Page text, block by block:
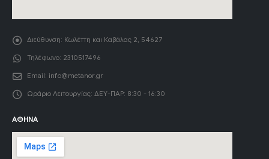
Διεύθυνση: Κωλέττη και Καβάλας 2, 54627
Τηλέφωνο: 2310517496
Email: info@metanor.gr
Ωράριο Λειτουργίας: ΔΕΥ-ΠΑΡ: 8:30 - 16:30
ΑΘΉΝΑ